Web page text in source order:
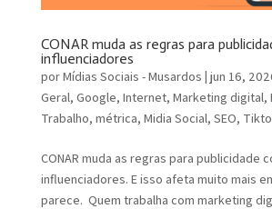
CONAR muda as regras para
influenciadores
porMídias Sociais - Musardos | jun 16,
Geral, Google, Internet, Marketing digital,
Trabalho, métrica, Midia Social, SEO,
CONAR muda as regras para publicidade
influenciadores. E isso afeta muito mais
parece. Quem trabalha com marketing